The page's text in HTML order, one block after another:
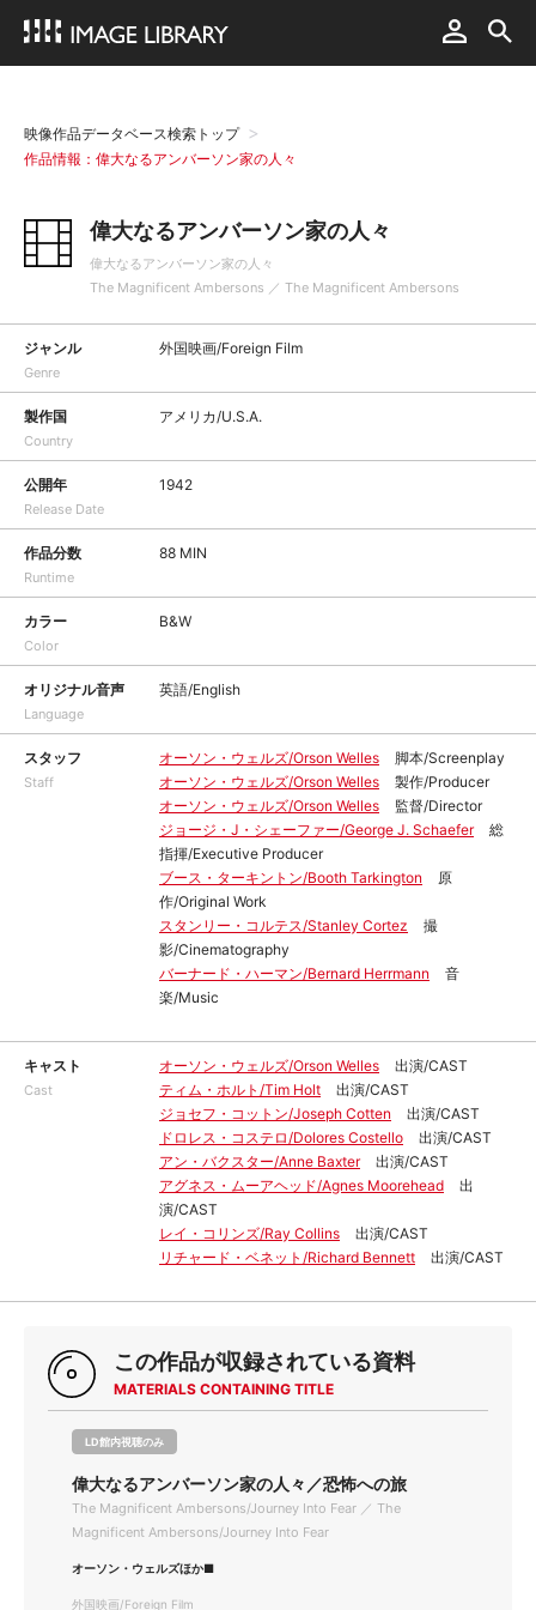
映像作品データベース検索トップ
作品情報：偉大なるアンバーソン家の人々
偉大なるアンバーソン家の人々
偉大なるアンバーソン家の人々
The Magnificent Ambersons ／ The Magnificent Ambersons
ジャンル
Genre
外国映画/Foreign Film
製作国
Country
アメリカ/U.S.A.
公開年
Release Date
1942
作品分数
Runtime
88 MIN
カラー
Color
B&W
オリジナル音声
Language
英語/English
スタッフ
Staff
オーソン・ウェルズ/Orson Welles
脚本/Screenplay
オーソン・ウェルズ/Orson Welles
製作/Producer
オーソン・ウェルズ/Orson Welles
監督/Director
ジョージ・J・シェーファー/George J. Schaefer
総
指揮/Executive Producer
ブース・ターキントン/Booth Tarkington
原
作/Original Work
スタンリー・コルテス/Stanley Cortez
撮
影/Cinematography
バーナード・ハーマン/Bernard Herrmann
音
楽/Music
キャスト
Cast
オーソン・ウェルズ/Orson Welles
出演/CAST
ティム・ホルト/Tim Holt
出演/CAST
ジョセフ・コットン/Joseph Cotten
出演/CAST
ドロレス・コステロ/Dolores Costello
出演/CAST
アン・バクスター/Anne Baxter
出演/CAST
アグネス・ムーアヘッド/Agnes Moorehead
出
演/CAST
レイ・コリンズ/Ray Collins
出演/CAST
リチャード・ベネット/Richard Bennett
出演/CAST
この作品が収録されている資料
MATERIALS CONTAINING TITLE
LD館内視聴のみ
偉大なるアンバーソン家の人々／恐怖への旅
The Magnificent Ambersons/Journey Into Fear ／ The
Magnificent Ambersons/Journey Into Fear
オーソン・ウェルズほか■
外国映画/Foreign Film